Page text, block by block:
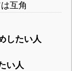
互角
したい人
い人